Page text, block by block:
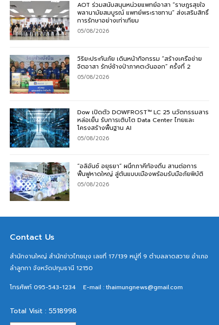
AOT ร่วมสนับสนุนหน่วยแพทย์อาสา “ราษฎรสุขใจ
พลานามัยสมบูรณ์ แพทย์พระราชทาน” ส่งเสริมสิทธิ์
การรักษาอย่างเท่าเทียม
05/08/2026
วิริยะประกันภัย เดินหน้ากิจกรรม “สร้างเครือข่าย
จิตอาสา รักษ์ช้างป่าภาคตะวันออก” ครั้งที่ 2
05/08/2026
Dow เปิดตัว DOWFROST™ LC 25 นวัตกรรมสาร
หล่อเย็น รับการเติบโต Data Center ไทยและ
โครงสร้างพื้นฐาน AI
05/08/2026
“อลิอันซ์ อยุธยา” ผนึกภาคีท้องถิ่น สานต่อการ
ฟื้นฟูหาดใหญ่ สู่ต้นแบบเมืองพร้อมรับมือภัยพิบัติ
05/08/2026
Contact Us
สำนักงานใหญ่ สำนักข่าวไทยมุง เลขที่ 17/139 หมู่ที่ 9 ตำบลลาดสวาย อำเภอ
ลำลูกกา จังหวัดปทุมธานี 12150
โทรศัพท์ 095-543-1234 E-mail : thaimungnews@gmail.com
Total Visit : 5518998